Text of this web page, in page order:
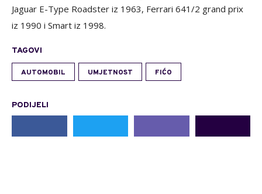
Jaguar E-Type Roadster iz 1963, Ferrari 641/2 grand prix
iz 1990 i Smart iz 1998.
TAGOVI
AUTOMOBIL UMJETNOST FIĆO
PODIJELI